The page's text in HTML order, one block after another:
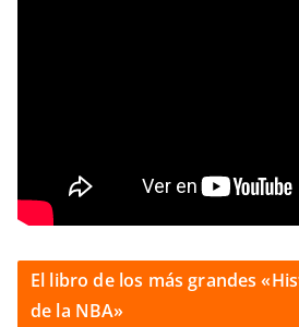
El libro de los más grandes
de la NBA»